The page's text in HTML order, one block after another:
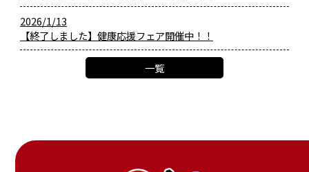
2026/1/13
【終了しました】健康応援フェア開催中！！
一覧